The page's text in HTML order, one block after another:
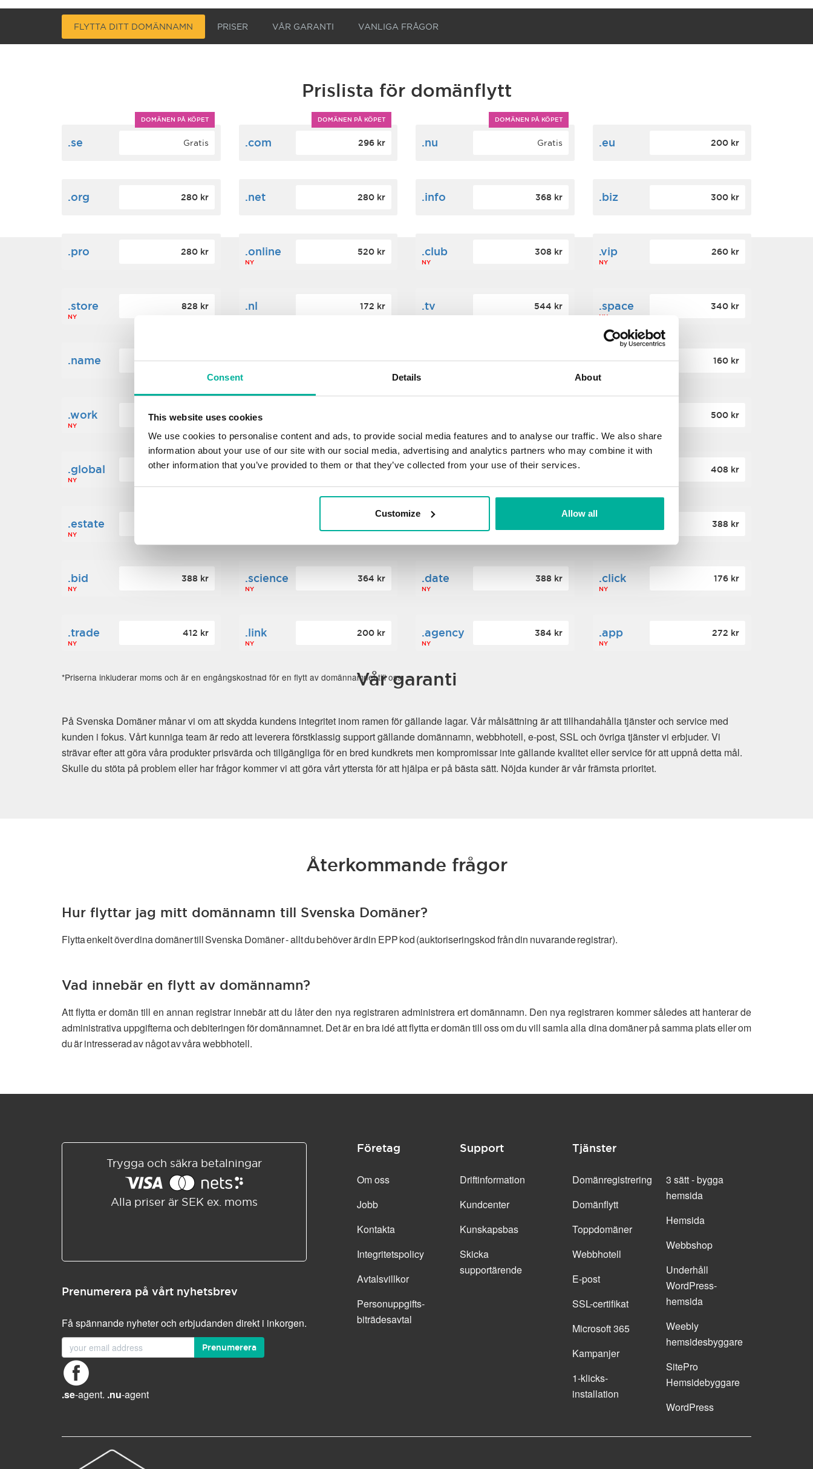
Consent Details About
This website uses cookies
We use cookies to personalise content and ads, to provide social media features and to analyse our traffic. We also share
information about your use of our site with our social media, advertising and analytics partners who may combine it with
other information that you’ve provided to them or that they’ve collected from your use of their services.
Customize Allow all
FLYTTA DITT DOMÄNNAMN PRISER VÅR GARANTI VANLIGA FRÅGOR
Prislista för domänflytt
DOMÄNEN PÅ KÖPET
.se Gratis
DOMÄNEN PÅ KÖPET
.com 296 kr
DOMÄNEN PÅ KÖPET
.nu Gratis .eu 200 kr
.org 280 kr .net 280 kr .info 368 kr .biz 300 kr
.pro 280 kr .online
NY
520 kr .club
NY
308 kr .vip
NY
260 kr
.store
NY
828 kr .nl 172 kr .tv 544 kr .space
NY
340 kr
.name 204 kr .design 560 kr .cc 360 kr .top 160 kr
.work
NY
160 kr .news 500 kr
.global
NY
1 248 kr .finance 776 kr .mobi 436 kr 408 kr
.estate
NY
388 kr
.bid
NY
388 kr .science
NY
364 kr .date
NY
388 kr .click
NY
176 kr
.trade
NY
412 kr .link
NY
200 kr .agency
NY
384 kr .app
NY
272 kr
*Priserna inkluderar moms och är en engångskostnad för en flytt av domännamnet till oss.Vår garanti
På Svenska Domäner månar vi om att skydda kundens integritet inom ramen för gällande lagar. Vår målsättning är att tillhandahålla tjänster och service med
kunden i fokus. Vårt kunniga team är redo att leverera förstklassig support gällande domännamn, webbhotell, e-post, SSL och övriga tjänster vi erbjuder. Vi
strävar efter att göra våra produkter prisvärda och tillgängliga för en bred kundkrets men kompromissar inte gällande kvalitet eller service för att uppnå detta mål.
Skulle du stöta på problem eller har frågor kommer vi att göra vårt yttersta för att hjälpa er på bästa sätt. Nöjda kunder är vår främsta prioritet.
Återkommande frågor
Hur flyttar jag mitt domännamn till Svenska Domäner?
Flytta enkelt över dina domäner till Svenska Domäner - allt du behöver är din EPP kod (auktoriseringskod från din nuvarande registrar).
Vad innebär en flytt av domännamn?
Att flytta er domän till en annan registrar innebär att du låter den nya registraren administrera ert domännamn. Den nya registraren kommer således att hanterar de
administrativa uppgifterna och debiteringen för domännamnet. Det är en bra idé att flytta er domän till oss om du vill samla alla dina domäner på samma plats eller om
du är intresserad av något av våra webbhotell.
Trygga och säkra betalningar
Alla priser är SEK ex. moms
Prenumerera på vårt nyhetsbrev
Få spännande nyheter och erbjudanden direkt i inkorgen.
Prenumerera
.se-agent. .nu-agent
Företag
Om oss
Jobb
Kontakta
Integritetspolicy
Avtalsvillkor
Personuppgifts­
biträdesavtal
Support
Driftinformation
Kundcenter
Kunskapsbas
Skicka
supportärende
Tjänster
Domänregistrering
Domänflytt
Toppdomäner
Webbhotell
E-post
SSL-certifikat
Microsoft 365
Kampanjer
1-klicks-
installation
3 sätt - bygga
hemsida
Hemsida
Webbshop
Underhåll
WordPress-
hemsida
Weebly
hemsidesbyggare
SitePro
Hemsidebyggare
WordPress